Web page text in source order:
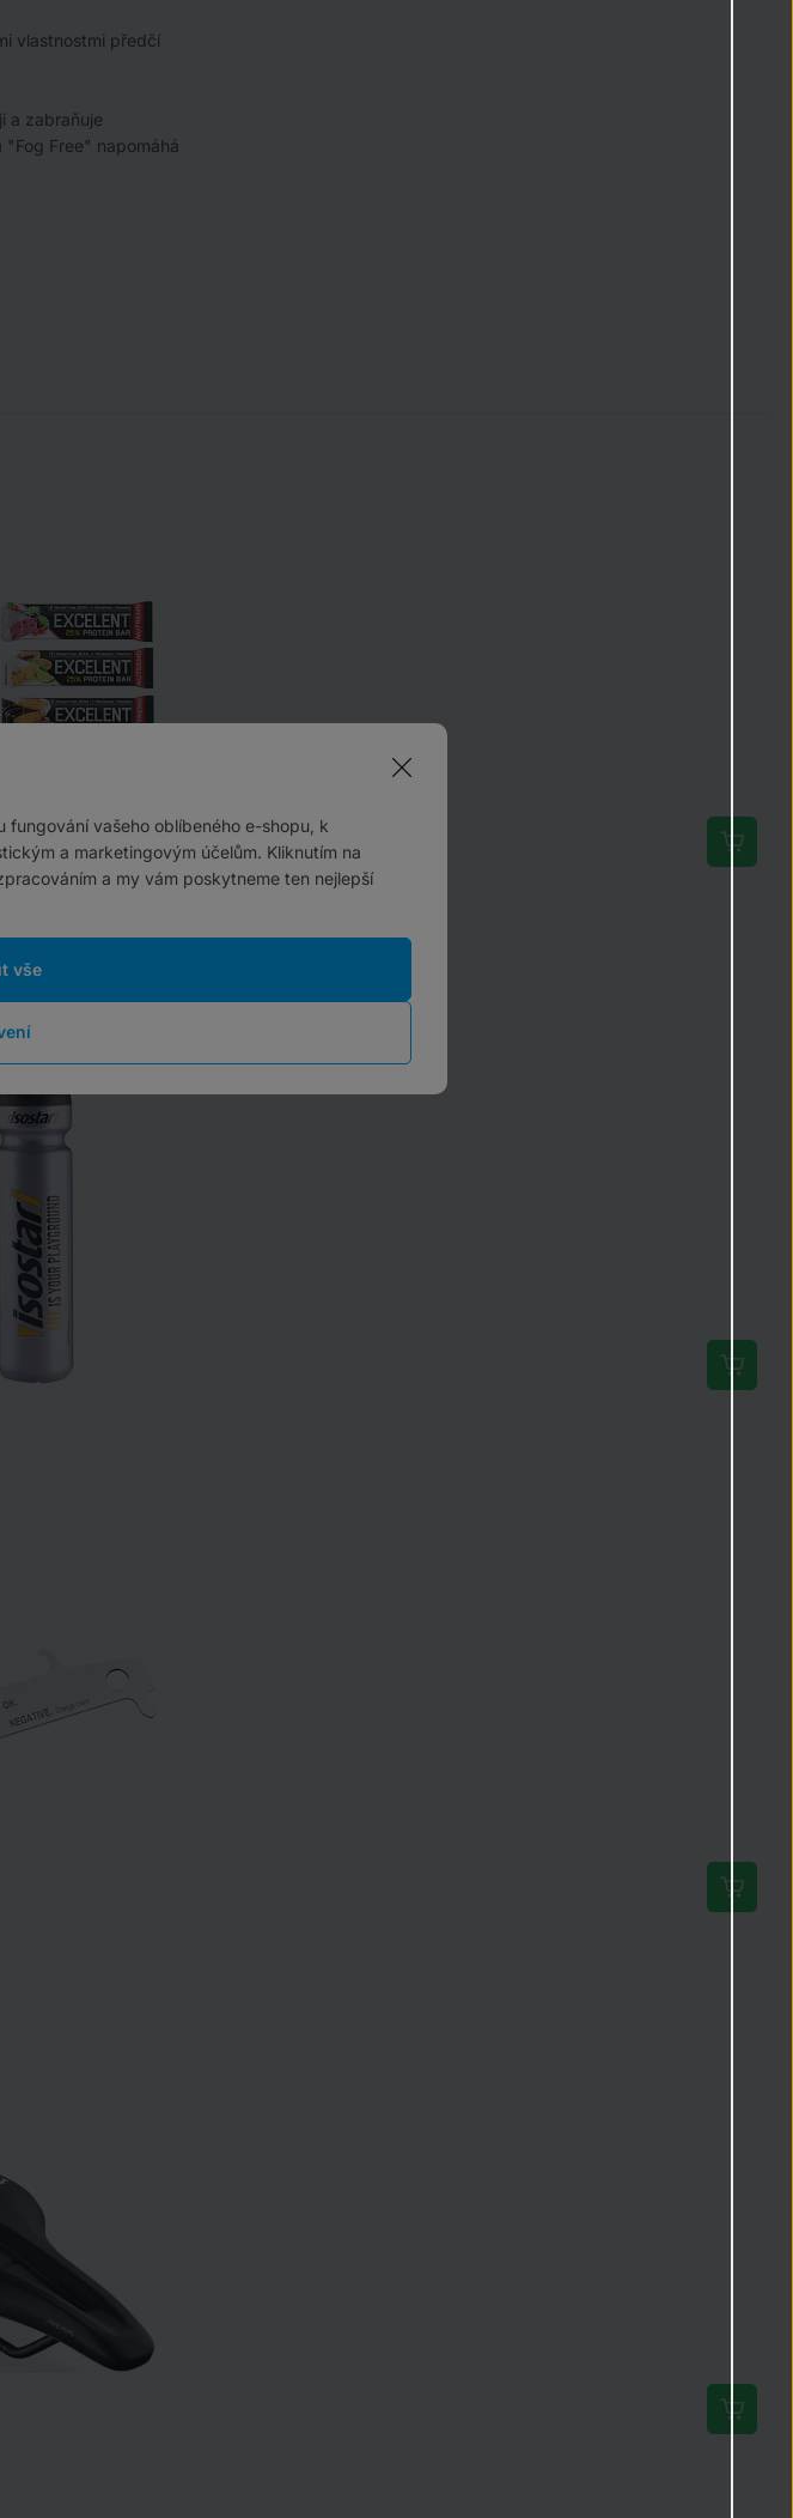
vlastnostmi předčí
a zabraňuje
Free" napomáhá
fungování vašeho oblíbeného e-shopu, k
a marketingovým účelům. Kliknutím na
a my vám poskytneme ten nejlepší
vše